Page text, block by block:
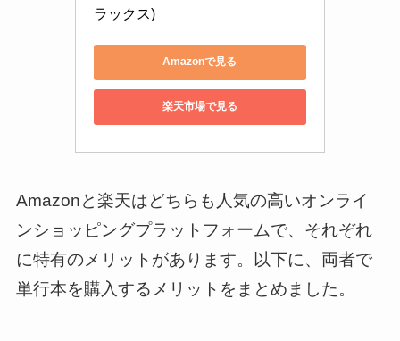
ラックス)
Amazonで見る
楽天市場で見る
Amazonと楽天はどちらも人気の高いオンライ
ンショッピングプラットフォームで、それぞれ
に特有のメリットがあります。以下に、両者で
単行本を購入するメリットをまとめました。